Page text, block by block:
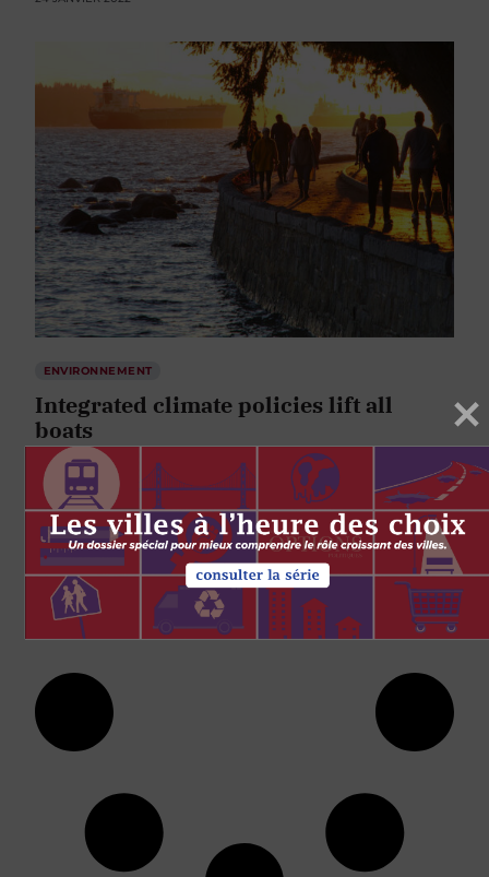
ENVIRONNEMENT
Integrated climate policies lift all
boats
par Deborah Harford Alison Shaw
27 AVRIL 2021